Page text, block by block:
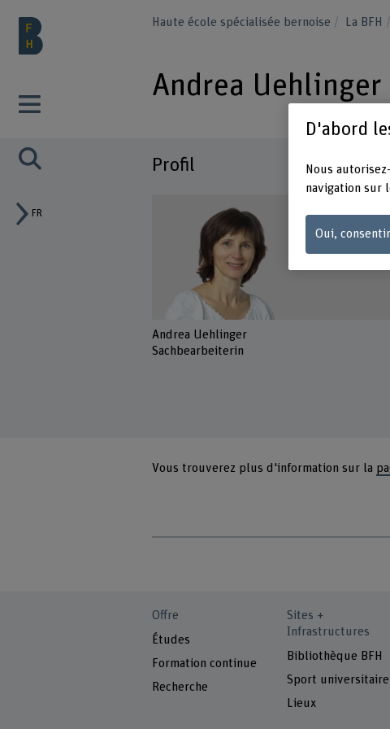
FR
Haute école spécialisée bernoise La BFH
Andrea Uehlinger
Profil
Andrea Uehlinger
Sachbearbeiterin
Vous trouverez plus d'information sur la
Offre
Études
Formation continue
Recherche
Sites +
Infrastructures
Bibliothèque BFH
Sport universitaire
Lieux
D'abord
Nous
navigation sur
Oui,